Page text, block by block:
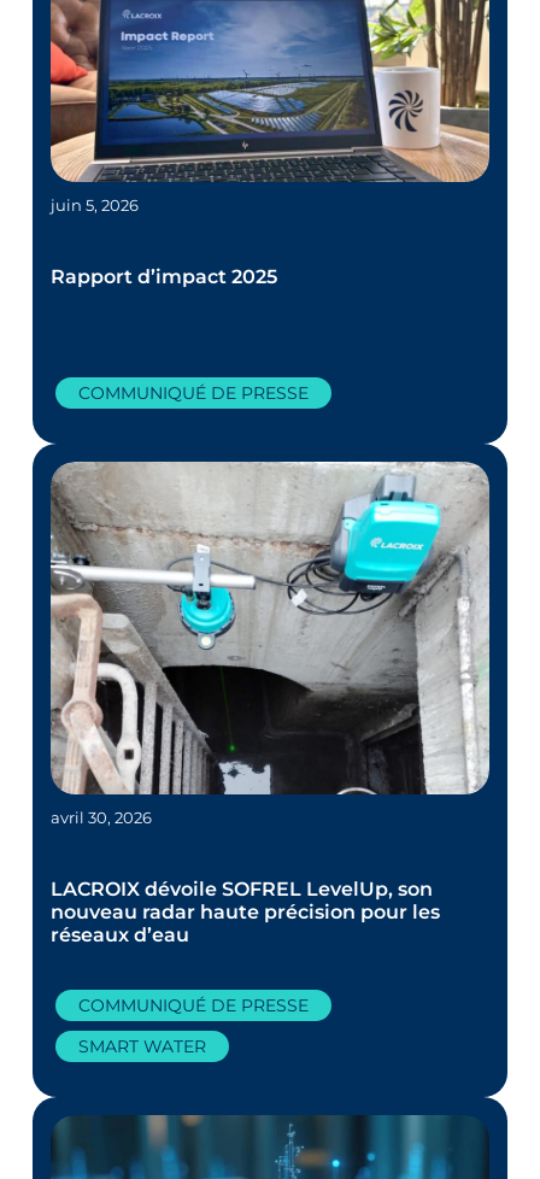
juin 5, 2026
Rapport d’impact 2025
COMMUNIQUÉ DE PRESSE
avril 30, 2026
LACROIX dévoile SOFREL LevelUp, son
nouveau radar haute précision pour les
réseaux d’eau
COMMUNIQUÉ DE PRESSE
SMART WATER